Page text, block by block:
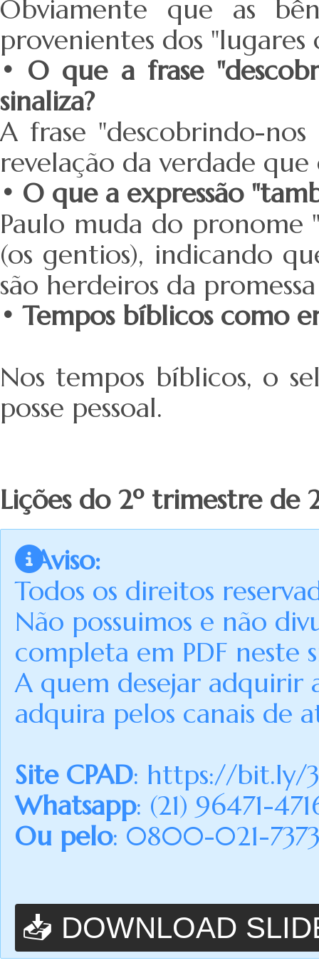
Obviamente que as
provenientes dos
• O que a frase
sinaliza?
A frase "descobrindo-
revelação da verdade que
• O que a expressão
Paulo muda do pronome
(os gentios), indicando
são herdeiros da promessa
• Tempos bíblicos como
Nos tempos bíblicos, o
posse pessoal.
Lições do 2º trimestre de
Aviso:
Todos os direitos
Não possuimos e não
completa em PDF neste
A quem desejar adquirir
adquira pelos canais de
Site CPAD: https://bit.ly/
Whatsapp: (21) 96471-
Ou pelo: 0800-021-7373
📥 DOWNLOAD